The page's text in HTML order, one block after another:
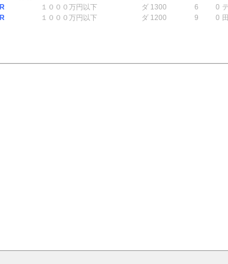
１０００万円以下 ダ 1300 6 0
１０００万円以下 ダ 1200 9 0